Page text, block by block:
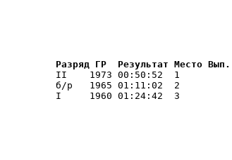
Разряд ГР  Результат Место Вып.
II    1973 00:50:52  1
б/р   1965 01:11:02  2
I     1960 01:24:42  3